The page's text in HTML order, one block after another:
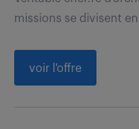
missions se divisent
voir l'offre